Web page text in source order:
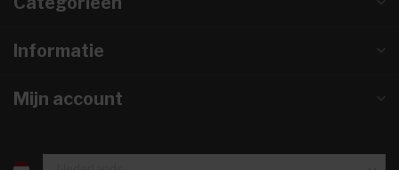
Informatie
Mijn account